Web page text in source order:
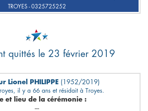
TROYES - 0325725252
quittés le 23 février 2019
Lionel PHILIPPE (1952/2019)
il y a 66 ans et résidait à Troyes.
et lieu de la cérémonie :
---